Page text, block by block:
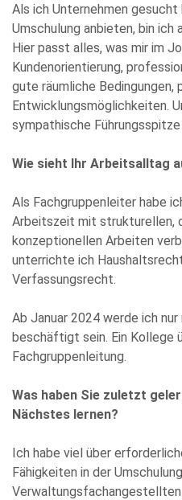
Als ich Unternehmen gesucht
Umschulung anbieten, bin ich
Hier passt alles, was mir im
Kundenorientierung,
gute räumliche Bedingungen,
Entwicklungsmöglichkeiten.
sympathische
Wie sieht Ihr Arbeitsalltag
Als Fachgruppenleiter habe
Arbeitszeit mit strukturellen,
konzeptionellen Arbeiten
unterrichte ich
Verfassungsrecht.
Ab Januar 2024 werde ich
beschäftigt sein. Ein Kollege
Fachgruppenleitung.
Was haben Sie zuletzt
Nächstes lernen?
Ich habe viel über
Fähigkeiten in der
Die Datenschutzerklärung
und stimme der
meiner Angaben sowie Daten
meiner Anfrage zu. Bitte
können Sie per E-Mail an
Zukunft widerrufen.
Diese Website ist durch
Datenschutzbestimmungenand